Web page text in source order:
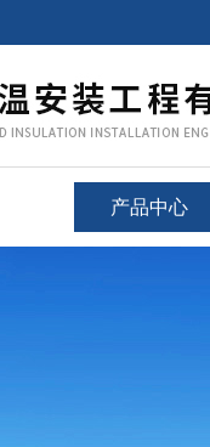
产品中心